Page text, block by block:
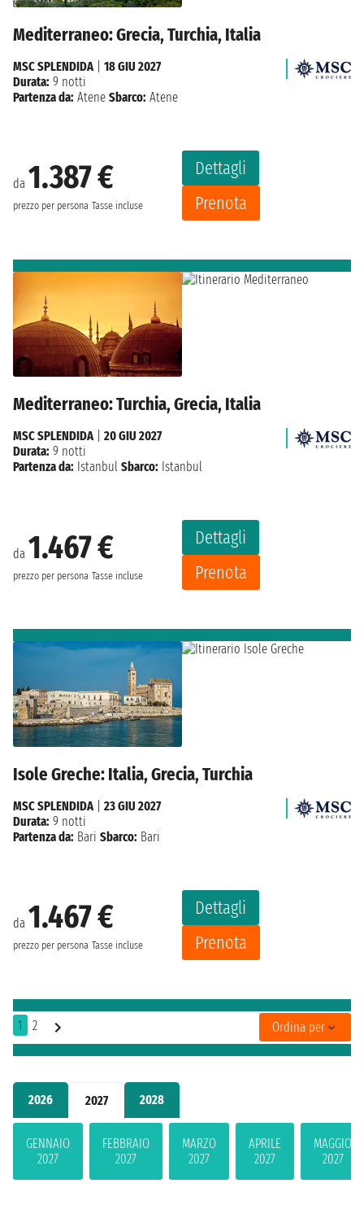
2026 2027 2028
GENNAIO
2027
FEBBRAIO
2027
MARZO
2027
APRILE
2027
MAGGIO
2027
Mediterraneo: Grecia, Turchia, Italia
da 1.387 €
prezzo per persona Tasse incluse
Dettagli
Prenota
MSC SPLENDIDA
18 GIU 2027
Durata: 9 notti
Partenza da: Atene Sbarco: Atene
Mediterraneo: Turchia, Grecia, Italia
da 1.467 €
prezzo per persona Tasse incluse
Dettagli
Prenota
MSC SPLENDIDA| 20 GIU 2027
Durata: 9 notti
Partenza da: Istanbul Sbarco: Istanbul
Isole Greche: Italia, Grecia, Turchia
da 1.467 €
prezzo per persona Tasse incluse
Dettagli
Prenota
MSC SPLENDIDA
23 GIU 2027
Durata: 9 notti
Partenza da: Bari Sbarco: Bari
1 2 Ordina per